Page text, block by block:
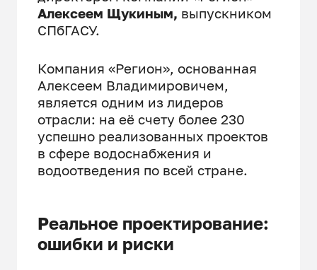
Алексеем Щукиным, выпускником
СПбГАСУ.
Компания «Регион», основанная
Алексеем Владимировичем,
является одним из лидеров
отрасли: на её счету более 230
успешно реализованных проектов
в сфере водоснабжения и
водоотведения по всей стране.
Реальное проектирование:
ошибки и риски